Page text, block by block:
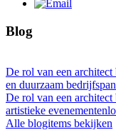
Blog
De rol van een
en duurzaam
De rol van een
artistieke
Alle blogitems bekijken